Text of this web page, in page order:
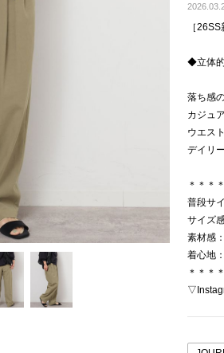
［
◆立体的
落ち感
カジュ
ウエス
デイリ
＊＊＊
普段サ
サイズ
素材感
着心地
＊＊＊